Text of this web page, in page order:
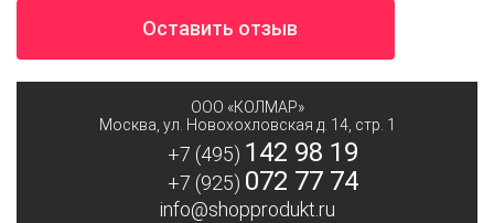
Оставить отзыв
ООО «КОЛМАР»
Москва ул. Новохохловская д. 14, стр. 1
+7 (495) 142 98 19
+7 (925) 072 77 74
info@shopprodukt.ru